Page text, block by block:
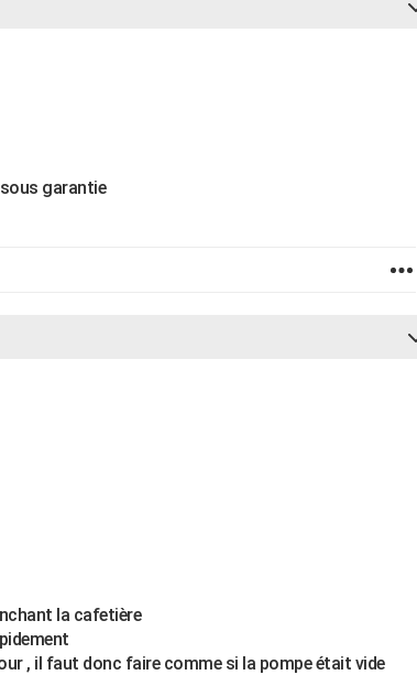
garantie
la cafetière
, il faut donc faire comme si la pompe était vide